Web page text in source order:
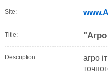
Site:
Title: "Агро
Description:
агро